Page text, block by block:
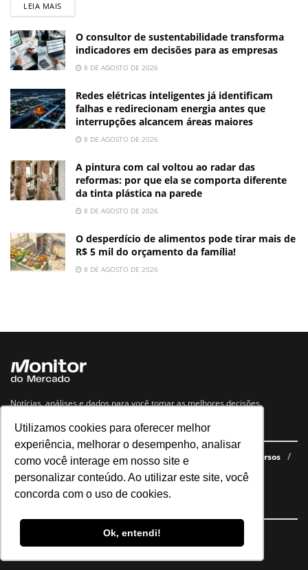
Utilizamos cookies para oferecer melhor
experiência, melhorar o desempenho, analisar
como você interage em nosso site e
personalizar conteúdo. Ao utilizar este site, você
concorda com o uso de cookies.
Ok, entendi!
LEIA MAIS
O consultor de sustentabilidade transforma
indicadores em decisões para as empresas
8 DE AGOSTO DE 2026
Redes elétricas inteligentes já identificam
falhas e redirecionam energia antes que
interrupções alcancem áreas maiores
8 DE AGOSTO DE 2026
A pintura com cal voltou ao radar das
reformas: por que ela se comporta diferente
da tinta plástica na parede
8 DE AGOSTO DE 2026
O desperdício de alimentos pode tirar mais de
R$ 5 mil do orçamento da família!
8 DE AGOSTO DE 2026
Notícias, análises e dados para você tomar as melhores decisões.
Navegue no site
Últimas notícias Quem somos E-books gratuitos
Cursos
Política de privacidade